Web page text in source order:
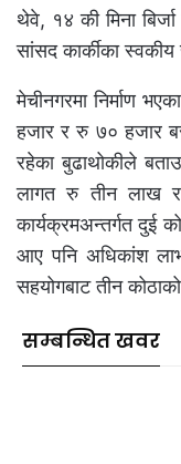
थेवे, १४ की मिना
सांसद कार्कीका
मेचीनगरमा निर्माण
हजार र रु ७० हजार
रहेका बुढाथोकीले
लागत रु तीन लाख
कार्यक्रमअन्तर्गत दुई
आए पनि अधिकांश
सहयोगबाट तीन
सम्बन्धित खवर